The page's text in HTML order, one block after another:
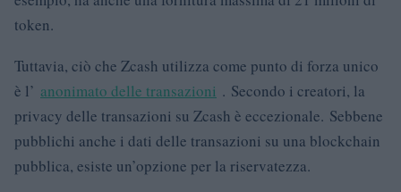
token.
Tuttavia, ciò che Zcash utilizza come punto di forza unico
è l’ anonimato delle transazioni . Secondo i creatori, la
privacy delle transazioni su Zcash è eccezionale. Sebbene
pubblichi anche i dati delle transazioni su una blockchain
pubblica, esiste un’opzione per la riservatezza.